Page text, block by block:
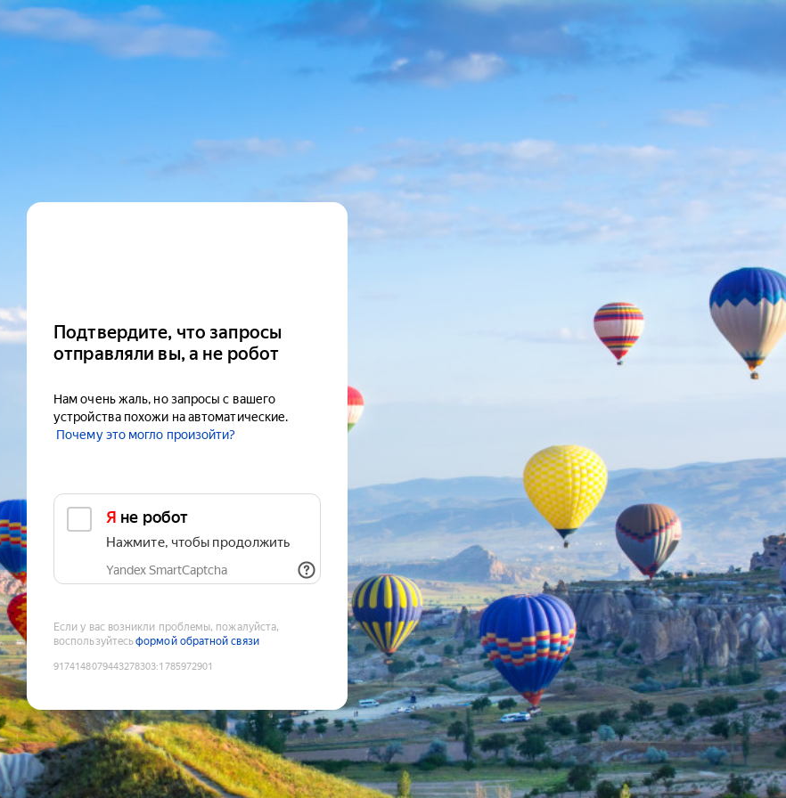
Подтвердите, что запросы
отправляли вы, а не робот
Нам очень жаль, но запросы с вашего
устройства похожи на автоматические.
Почему это могло произойти?
Я не робот
Нажмите, чтобы продолжить
Yandex SmartCaptcha
Если у вас возникли проблемы, пожалуйста,
воспользуйтесьформой обратной связи
9174148079443278303:1785972901